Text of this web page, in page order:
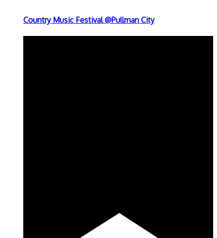
Country Music Festival @Pullman City